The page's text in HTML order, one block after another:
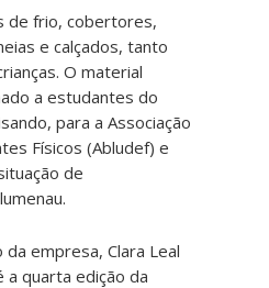
de frio, cobertores,
e calçados, tanto
O material
a estudantes do
para a Associação
Físicos (Abludef) e
de
empresa, Clara Leal
a quarta edição da